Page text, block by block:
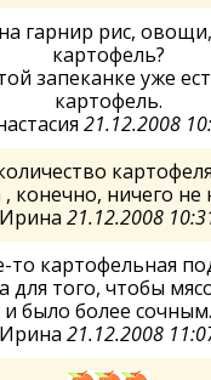
гарнир рис,
картофель?
запеканке уже
картофель.
21.12.2008
, конечно, ничего не
Ирина 21.12.2008
то картофельная
для того, чтобы
и было более сочным.
Ирина 21.12.2008